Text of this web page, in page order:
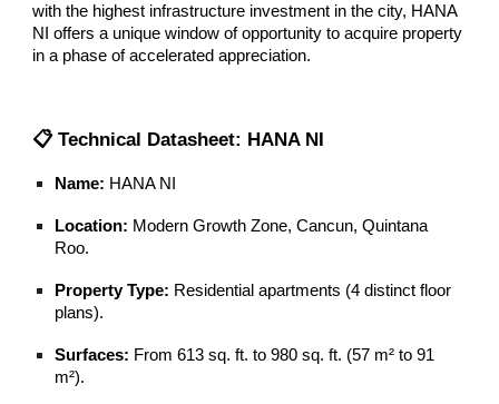
with the highest infrastructure investment in the city, HANA
NI offers a unique window of opportunity to acquire property
in a phase of accelerated appreciation.
📋 Technical Datasheet: HANA NI
Name: HANA NI
Location: Modern Growth Zone, Cancun, Quintana
Roo.
Property Type: Residential apartments (4 distinct floor
plans).
Surfaces: From 613 sq. ft. to 980 sq. ft. (57 m² to 91
m²).